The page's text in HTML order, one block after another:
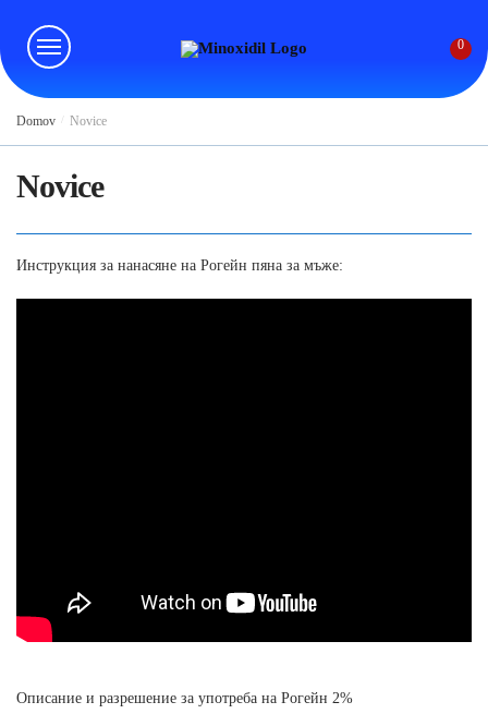
navigation
content
0
Domov Novice
Novice
Инструкция за нанасяне на Рогейн пяна за мъже:
Описание и разрешение за употреба на Рогейн 2%